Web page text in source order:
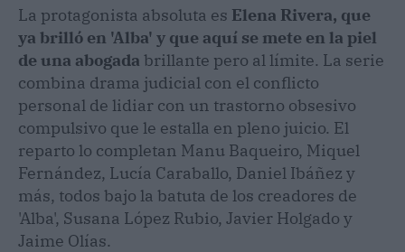
La protagonista absoluta es Elena Rivera, que
ya brilló en 'Alba' y que aquí se mete en la piel
de una abogada brillante pero al límite. La serie
combina drama judicial con el conflicto
personal de lidiar con un trastorno obsesivo
compulsivo que le estalla en pleno juicio. El
reparto lo completan Manu Baqueiro, Miquel
Fernández, Lucía Caraballo, Daniel Ibáñez y
más, todos bajo la batuta de los creadores de
'Alba', Susana López Rubio, Javier Holgado y
Jaime Olías.